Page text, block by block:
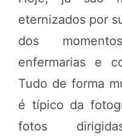
eternizados por
dos
enfermarias e
Tudo de forma
é típico da
fotos